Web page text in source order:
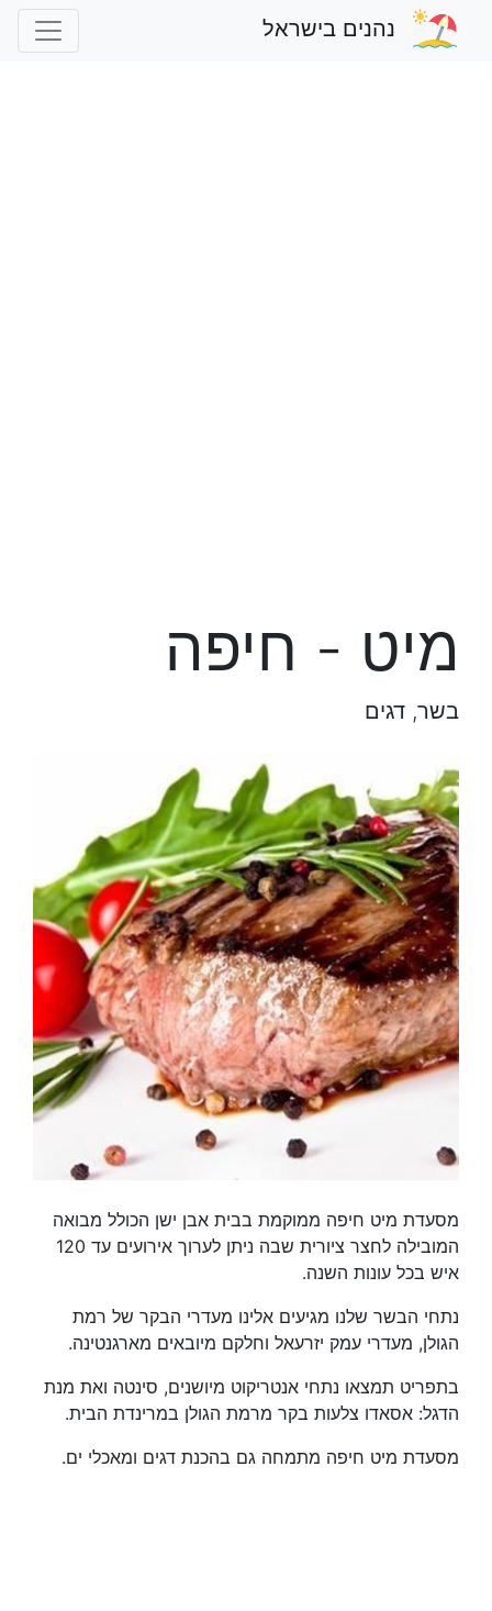
נהנים בישראל
מיט - חיפה
בשר, דגים
מסעדת מיט חיפה ממוקמת בבית אבן ישן הכולל מבואה
המובילה לחצר ציורית שבה ניתן לערוך אירועים עד 120
איש בכל עונות השנה.
נתחי הבשר שלנו מגיעים אלינו מעדרי הבקר של רמת
הגולן, מעדרי עמק יזרעאל וחלקם מיובאים מארגנטינה.
בתפריט תמצאו נתחי אנטריקוט מיושנים, סינטה ואת מנת
הדגל: אסאדו צלעות בקר מרמת הגולן במרינדת הבית.
מסעדת מיט חיפה מתמחה גם בהכנת דגים ומאכלי ים.